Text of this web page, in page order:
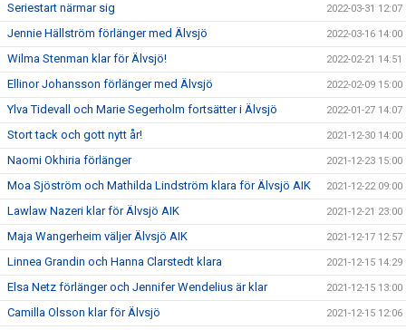
Seriestart närmar sig 2022-03-31 12:07
Jennie Hällström förlänger med Älvsjö 2022-03-16 14:00
Wilma Stenman klar för Älvsjö! 2022-02-21 14:51
Ellinor Johansson förlänger med Älvsjö 2022-02-09 15:00
Ylva Tidevall och Marie Segerholm fortsätter i Älvsjö 2022-01-27 14:07
Stort tack och gott nytt år! 2021-12-30 14:00
Naomi Okhiria förlänger 2021-12-23 15:00
Moa Sjöström och Mathilda Lindström klara för Älvsjö AIK 2021-12-22 09:00
Lawlaw Nazeri klar för Älvsjö AIK 2021-12-21 23:00
Maja Wangerheim väljer Älvsjö AIK 2021-12-17 12:57
Linnea Grandin och Hanna Clarstedt klara 2021-12-15 14:29
Elsa Netz förlänger och Jennifer Wendelius är klar 2021-12-15 13:00
Camilla Olsson klar för Älvsjö 2021-12-15 12:06